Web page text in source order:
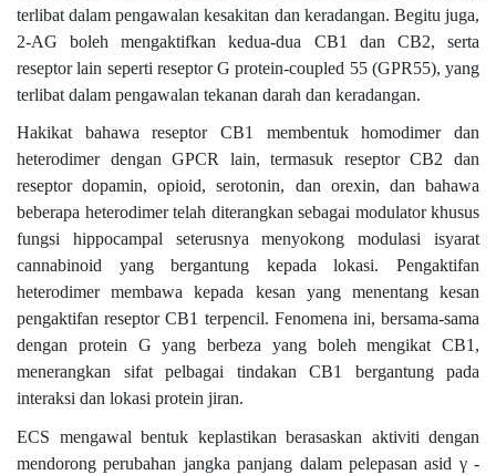
terlibat dalam pengawalan kesakitan dan keradangan. Begitu juga,
2-AG boleh mengaktifkan kedua-dua CB1 dan CB2, serta
reseptor lain seperti reseptor G protein-coupled 55 (GPR55), yang
terlibat dalam pengawalan tekanan darah dan keradangan.
Hakikat bahawa reseptor CB1 membentuk homodimer dan
heterodimer dengan GPCR lain, termasuk reseptor CB2 dan
reseptor dopamin, opioid, serotonin, dan orexin, dan bahawa
beberapa heterodimer telah diterangkan sebagai modulator khusus
fungsi hippocampal seterusnya menyokong modulasi isyarat
cannabinoid yang bergantung kepada lokasi. Pengaktifan
heterodimer membawa kepada kesan yang menentang kesan
pengaktifan reseptor CB1 terpencil. Fenomena ini, bersama-sama
dengan protein G yang berbeza yang boleh mengikat CB1,
menerangkan sifat pelbagai tindakan CB1 bergantung pada
interaksi dan lokasi protein jiran.
ECS mengawal bentuk keplastikan berasaskan aktiviti dengan
mendorong perubahan jangka panjang dalam pelepasan asid γ -